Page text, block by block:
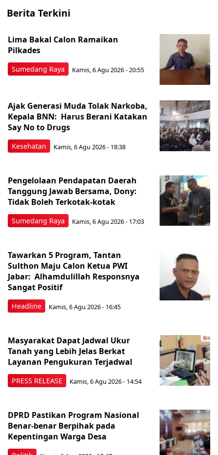
Berita Terkini
Sumedang Raya
Lima Bakal Calon Ramaikan
Pilkades
Kamis, 6 Agu 2026 - 20:55
Kesehatan
Ajak Generasi Muda Tolak Narkoba,
Kepala BNN: Harus Berani Katakan
Say No to Drugs
Kamis, 6 Agu 2026 - 18:38
Sumedang Raya
Pengelolaan Pendapatan Daerah
Tanggung Jawab Bersama, Dony:
Tidak Boleh Terkotak-kotak
Kamis, 6 Agu 2026 - 17:03
Headline
Tawarkan 5 Program, Tantan
Sulthon Maju Calon Ketua PWI
Jabar: Alhamdulillah Responsnya
Sangat Positif
Kamis, 6 Agu 2026 - 16:45
PRESS RELEASE
Masyarakat Dapat Jadwal Ukur
Tanah yang Lebih Jelas Berkat
Layanan Pengukuran Terjadwal
Kamis, 6 Agu 2026 - 14:54
DPRD Pastikan Program Nasional
Benar-benar Berpihak pada
Kepentingan Warga Desa